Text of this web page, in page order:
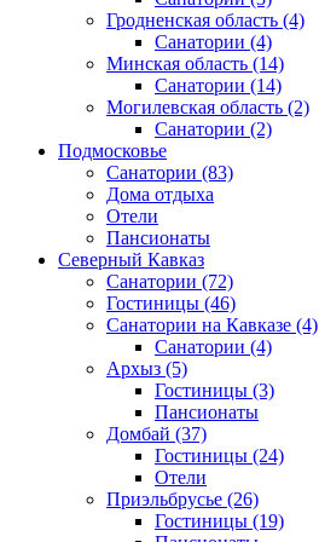
Гродненская область (4)
Санатории (4)
Минская область (14)
Санатории (14)
Могилевская область (2)
Санатории (2)
Подмосковье
Санатории (83)
Дома отдыха
Отели
Пансионаты
Северный Кавказ
Санатории (72)
Гостиницы (46)
Санатории на Кавказе (4)
Санатории (4)
Архыз (5)
Гостиницы (3)
Пансионаты
Домбай (37)
Гостиницы (24)
Отели
Приэльбрусье (26)
Гостиницы (19)